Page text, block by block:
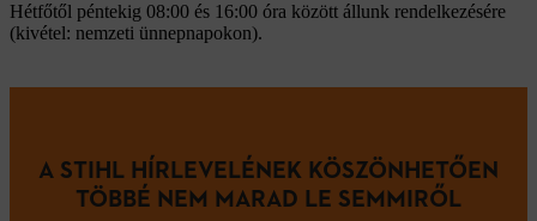
Hétfőtől péntekig 08:00 és 16:00 óra között állunk rendelkezésére
(kivétel: nemzeti ünnepnapokon).
A STIHL HÍRLEVELÉNEK KÖSZÖNHETŐEN
TÖBBÉ NEM MARAD LE SEMMIRŐL